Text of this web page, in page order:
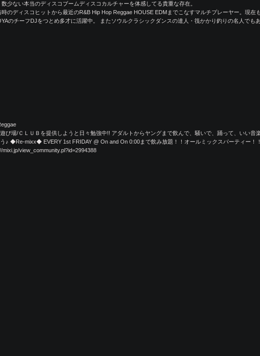
少ない本当のディスコブームディスコカルチャーを体感してる貴重な存在。
のディスコヒットから最近のR&B Hip Hop Reggae HOUSE EDMまでこなすマルチプレーヤー。現在
のチーフDJをつとめ多才に活躍中。 またソウルクラシックダンスの達人・筏かかり釣りの名人でもあ
び場/ＣＬＵＢを提供しようと日々勉強中!! アダルトからヤングまで飲んで、騒いで、踊って、いい音
♪ ◆Re-mixx◆ EVERY 1st FRIDAY @ On and On 0:00まで飲み放題！！オールミックスパーティー！！
view_community.pl?id=2994388